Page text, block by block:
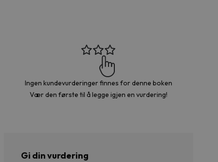
Ingen kundevurderinger finnes for denne boken
Vær den første til å legge igjen en vurdering!
Gi din vurdering